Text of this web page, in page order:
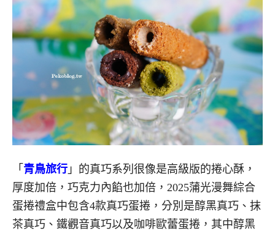
「 青鳥旅行 」的真巧系列很像是高級版的捲心酥，
厚度加倍，巧克力內餡也加倍，2025蒲光漫舞綜合
蛋捲禮盒中包含4款真巧蛋捲，分別是醇黑真巧、抹
茶真巧、鐵觀音真巧以及咖啡歐蕾蛋捲，其中醇黑